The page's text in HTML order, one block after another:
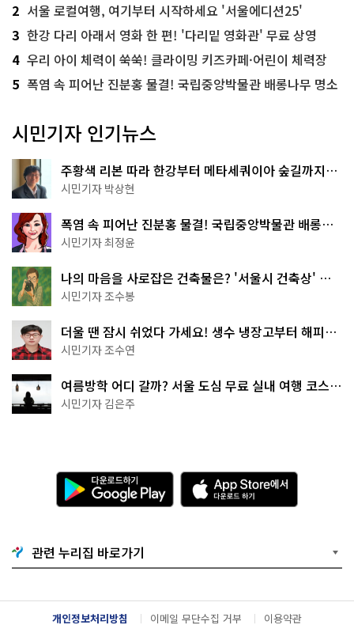
2 서울 로컬여행, 여기부터 시작하세요 '서울에디션25'
3 한강 다리 아래서 영화 한 편! '다리밑 영화관' 무료 상영
4 우리 아이 체력이 쑥쑥! 클라이밍 키즈카페·어린이 체력장
5 폭염 속 피어난 진분홍 물결! 국립중앙박물관 배롱나무 명소
시민기자 인기뉴스
주황색 리본 따라 한강부터 메타세쿼이아 숲길까지…
서울둘레길 15코스
시민기자 박상현
폭염 속 피어난 진분홍 물결! 국립중앙박물관 배롱나
무 명소
시민기자 최정윤
나의 마음을 사로잡은 건축물은? '서울시 건축상' 수
상작 공개!
시민기자 조수봉
더울 땐 잠시 쉬었다 가세요! 생수 냉장고부터 해피소
·무더위쉼터까지
시민기자 조수연
여름방학 어디 갈까? 서울 도심 무료 실내 여행 코스
추천
시민기자 김은주
다
운
로
기
G
o
g
l
A
p
p
e
서
다
관련 누리집 바로가기
개인정보처리방침 이메일 무단수집 거부 이용약관